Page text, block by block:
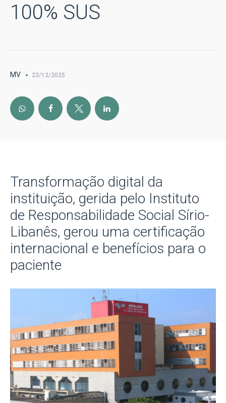
100% SUS
MV 23/12/2025
Transformação digital da
instituição, gerida pelo Instituto
de Responsabilidade Social Sírio-
Libanês, gerou uma certificação
internacional e benefícios para o
paciente